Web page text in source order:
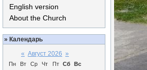
English version
About the Church
» Календарь
« Август 2026 »
Пн Вт Ср Чт Пт Сб Вс